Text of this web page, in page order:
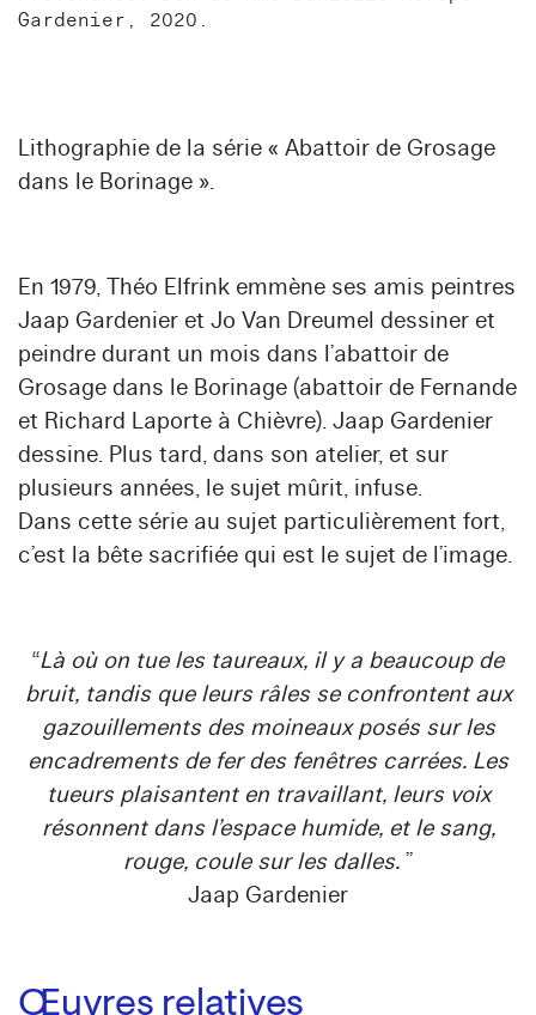
Gardenier, 2020.
Lithographie de la série « Abattoir de Grosage
dans le Borinage ».
En 1979, Théo Elfrink emmène ses amis peintres
Jaap Gardenier et Jo Van Dreumel dessiner et
peindre durant un mois dans l’abattoir de
Grosage dans le Borinage (abattoir de Fernande
et Richard Laporte à Chièvre). Jaap Gardenier
dessine. Plus tard, dans son atelier, et sur
plusieurs années, le sujet mûrit, infuse.
Dans cette série au sujet particulièrement fort,
c’est la bête sacrifiée qui est le sujet de l’image.
“Là où on tue les taureaux, il y a beaucoup de
bruit, tandis que leurs râles se confrontent aux
gazouillements des moineaux posés sur les
encadrements de fer des fenêtres carrées. Les
tueurs plaisantent en travaillant, leurs voix
résonnent dans l’espace humide, et le sang,
rouge, coule sur les dalles. ”
Jaap Gardenier
Œuvres relatives